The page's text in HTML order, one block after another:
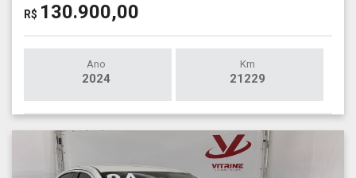
R$ 130.900,00
Ano
2024
Km
21229